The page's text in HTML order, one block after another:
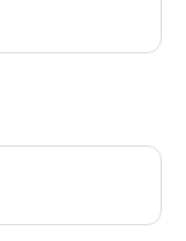
른 이미지와 합